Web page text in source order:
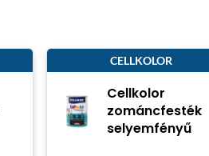
CELLKOLOR
Cellkolor
zománcfesték
selyemfényű